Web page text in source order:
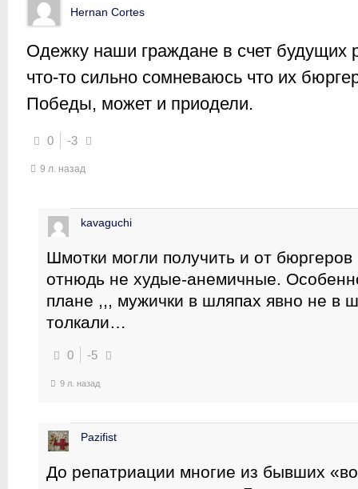
Hernan Cortes
Одежку наши граждане в счет будущих
что-то сильно сомневаюсь что их
Победы, может и приодели.
0 -3
9 л. назад
kavaguchi
Шмотки могли получить и от
отнюдь не худые-анемичные.
плане ,,, мужички в шляпах явно не в
толкали…
0 -5
9 л. назад
Pazifist
До репатриации многие из бывших